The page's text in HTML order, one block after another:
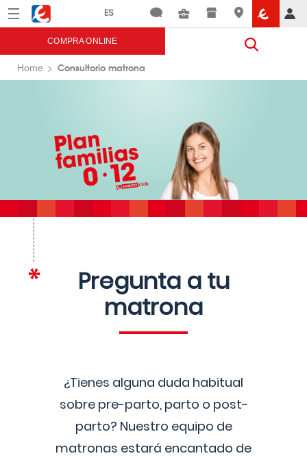
Menú Eroski
COMPRA ONLINE
Home Consultorio matrona
Pregunta a tu
matrona
¿Tienes alguna duda habitual
sobre pre-parto, parto o post-
parto? Nuestro equipo de
matronas estará encantado de